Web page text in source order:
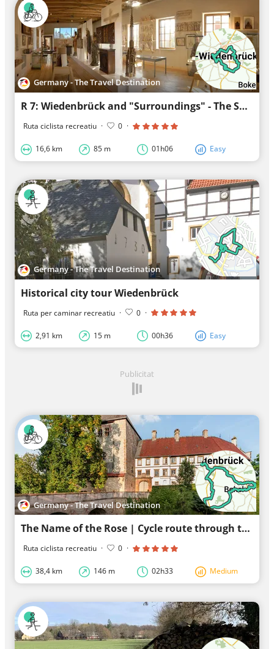
Germany - The Travel Destination
R 7: Wiedenbrück and "Surroundings" - The Sunday Tour
Ruta ciclista recreatiu · 0 ·
16,6 km 85 m 01h06 Easy
Germany - The Travel Destination
Historical city tour Wiedenbrück
Ruta per caminar recreatiu · 0 ·
2,91 km 15 m 00h36 Easy
Publicitat
Germany - The Travel Destination
The Name of the Rose | Cycle route through the historic town centers of Rheda-Wiedenbrück, Langenber
Ruta ciclista recreatiu · 0 ·
38,4 km 146 m 02h33 Medium